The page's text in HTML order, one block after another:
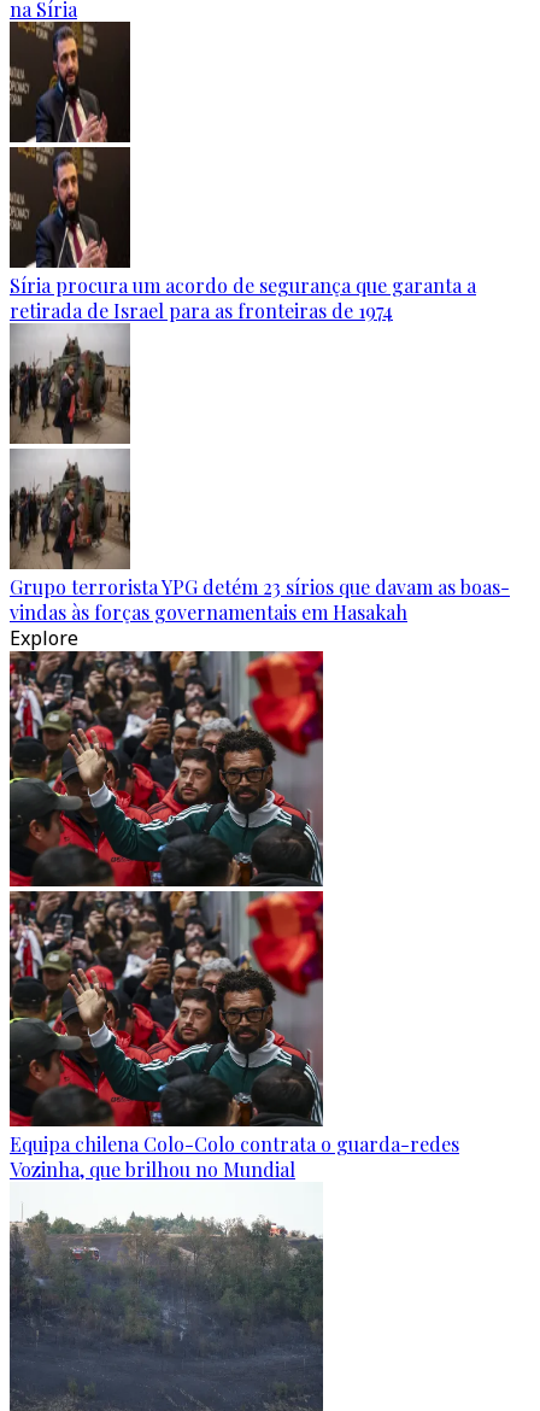
na Síria
Síria procura um acordo de segurança que garanta a
retirada de Israel para as fronteiras de 1974
Grupo terrorista YPG detém 23 sírios que davam as boas-
vindas às forças governamentais em Hasakah
Explore
Equipa chilena Colo-Colo contrata o guarda-redes
Vozinha, que brilhou no Mundial